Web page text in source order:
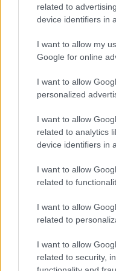
related to
device identifiers in
I want to allow my
Google for online
I want to allow
personalized
I want to allow
related to analytics
device identifiers in
I want to allow
related to
I want to allow
related to
I want to allow
related to security,
Przed meczami 19. kolejki -
Tuszyma) zajmują9.
Poniżej znajdziesz także
bramkowe.
KS SMP Tuszyma vs.
transmisja
Wynik meczu KS SMP
stronie zaraz po jego
zajrzyj tutaj:KS SMP
strzelcy
Jeżeli w internecie lub TV
Klasa B, gr. VI na pewno
Możliwe jednak, że nigdzie
Asseco Resovia|
Cellfast Wilki Krosno|